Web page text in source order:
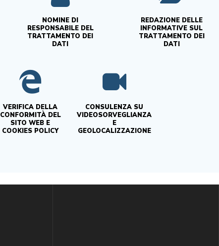
NOMINE DI
RESPONSABILE DEL
TRATTAMENTO DEI
DATI
REDAZIONE DELLE
INFORMATIVE SUL
TRATTAMENTO DEI
DATI
VERIFICA DELLA
CONFORMITÀ DEL
SITO WEB E
COOKIES POLICY
CONSULENZA SU
VIDEOSORVEGLIANZA
E
GEOLOCALIZZAZIONE